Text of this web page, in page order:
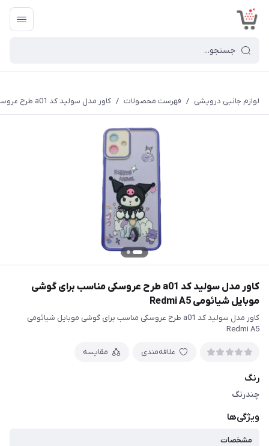
لوازم جانبی درویشی / فهرست محصولات / کاور مدل سولید کد a01 طرح عروسکی مناسب برای گوشی موبایل شیائومی Redmi A5
کاور مدل سولید کد a01 طرح عروسکی مناسب برای گوشی
موبایل شیائومی Redmi A5
کاور مدل سولید کد a01 طرح عروسکی مناسب برای گوشی موبایل شیائومی
Redmi A5
علاقه‌مندی مقایسه
رنگ
چندرنگ
ویژگی‌ها
مشخصات